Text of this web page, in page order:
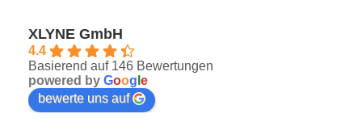
XLYNE GmbH
4.4
Basierend auf 146 Bewertungen
powered by Goog e
bewerte uns auf